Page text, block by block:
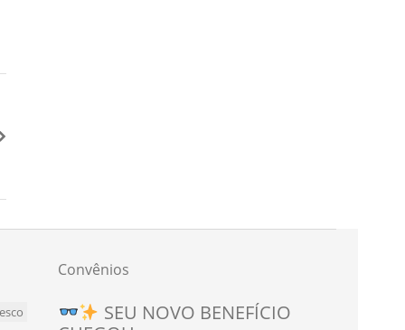
Convênios
SEU NOVO BENEFÍCIO
Novo convênio para